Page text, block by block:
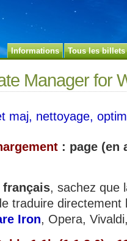
Informations Tous les billets
Manager for
maj, nettoyage,
: page (en
français, sachez que
traduire directement
Iron, Opera,